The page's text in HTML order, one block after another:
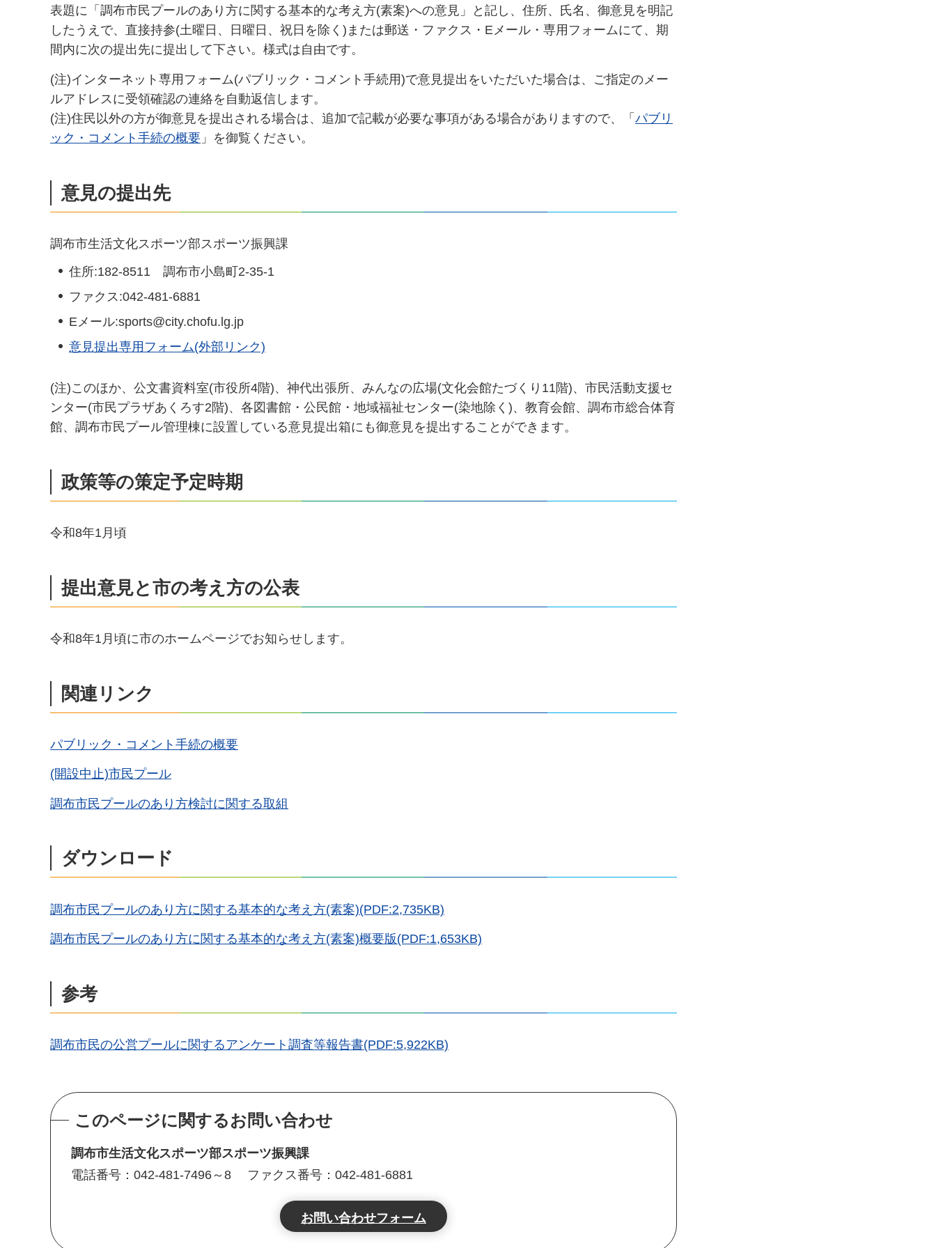
表題に「調布市民プールのあり方に関する基本的な考え方(素案)への意見」と記し、住所、氏名、御意見を明記
したうえで、直接持参(土曜日、日曜日、祝日を除く)または郵送・ファクス・Eメール・専用フォームにて、期
間内に次の提出先に提出して下さい。様式は自由です。
(注)インターネット専用フォーム(パブリック・コメント手続用)で意見提出をいただいた場合は、ご指定のメー
ルアドレスに受領確認の連絡を自動返信します。
(注)住民以外の方が御意見を提出される場合は、追加で記載が必要な事項がある場合がありますので、「 パブリ
ック・コメント手続の概要 」を御覧ください。
意見の提出先
調布市生活文化スポーツ部スポーツ振興課
住所:182-8511 調布市小島町2-35-1
ファクス:042-481-6881
Eメール:sports@city.chofu.lg.jp
意見提出専用フォーム(外部リンク)
(注)このほか、公文書資料室(市役所4階)、神代出張所、みんなの広場(文化会館たづくり11階)、市民活動支援セ
ンター(市民プラザあくろす2階)、各図書館・公民館・地域福祉センター(染地除く)、教育会館、調布市総合体育
館、調布市民プール管理棟に設置している意見提出箱にも御意見を提出することができます。
政策等の策定予定時期
令和8年1月頃
提出意見と市の考え方の公表
令和8年1月頃に市のホームページでお知らせします。
関連リンク
パブリック・コメント手続の概要
(開設中止)市民プール
調布市民プールのあり方検討に関する取組
ダウンロード
調布市民プールのあり方に関する基本的な考え方(素案)(PDF:2,735KB)
調布市民プールのあり方に関する基本的な考え方(素案)概要版(PDF:1,653KB)
参考
調布市民の公営プールに関するアンケート調査等報告書(PDF:5,922KB)
このページに関するお問い合わせ
調布市生活文化スポーツ部スポーツ振興課
電話番号：042-481-7496～8
ファクス番号：042-481-6881